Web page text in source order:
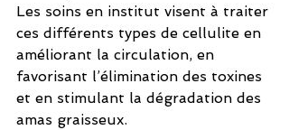
Les soins en institut visent à traiter
ces différents types de cellulite en
améliorant la circulation, en
favorisant l’élimination des toxines
et en stimulant la dégradation des
amas graisseux.